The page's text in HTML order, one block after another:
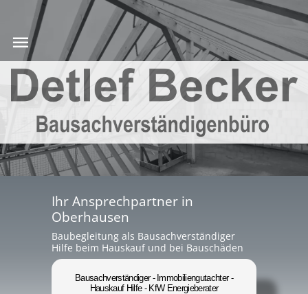
Ihr Ansprechpartner in
Oberhausen
Baubegleitung als Bausachverständiger
Hilfe beim Hauskauf und bei Bauschäden
Bausachverständiger - Immobiliengutachter -
Hauskauf Hilfe - KfW Energieberater